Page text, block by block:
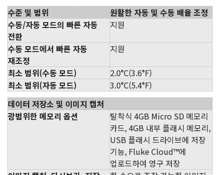
수준 및 범위
원활한 자동 및 수동 배율 조정
수동/자동 모드의 빠른 자동
전환
지원
수동 모드에서 빠른 자동
재조정
지원
최소 범위(수동 모드)
2.0°C(3.6°F)
최소 범위(자동 모드)
3.0°C(5.4°F)
데이터 저장소 및 이미지 캡처
광범위한 메모리 옵션
탈착식 4GB Micro SD 메모리
카드, 4GB 내부 플래시 메모리,
USB 플래시 드라이브에 저장
기능, Fluke Cloud™에
업로드하여 영구 저장